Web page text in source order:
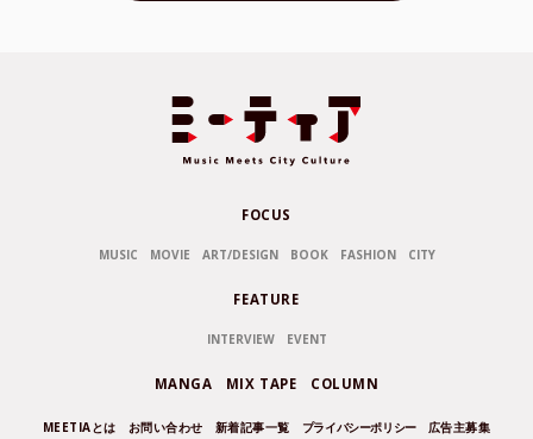
FOCUS
MUSIC MOVIE ART/DESIGN BOOK FASHION CITY
FEATURE
INTERVIEW EVENT
MANGA MIX TAPE COLUMN
MEETIAとは お問い合わせ 新着記事一覧 プライバシーポリシー 広告主募集